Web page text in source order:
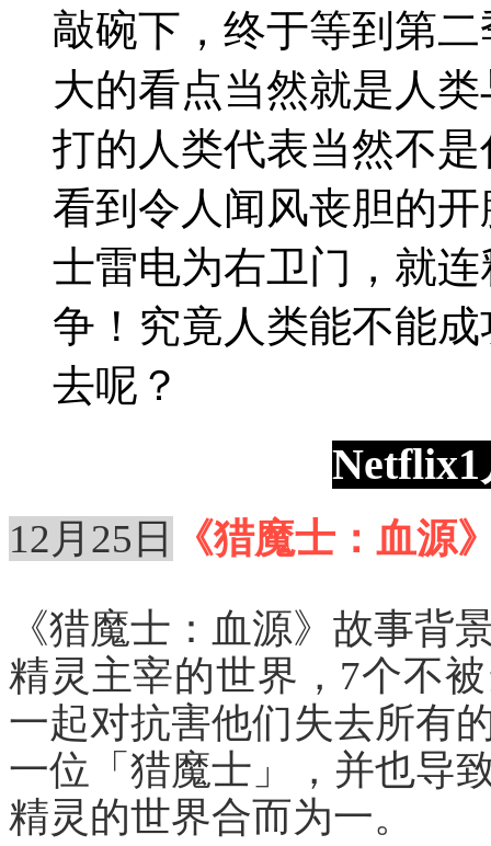
敲碗下，终于等到第
大的看点当然就是人
打的人类代表当然不
看到令人闻风丧胆的
士雷电为右卫门，就
争！究竟人类能不能
去呢？
Netflix1
12月25日
《猎魔士：血源
《猎魔士：血源》故事背
精灵主宰的世界，7个不
一起对抗害他们失去所有
一位「猎魔士」，并也导
精灵的世界合而为一。